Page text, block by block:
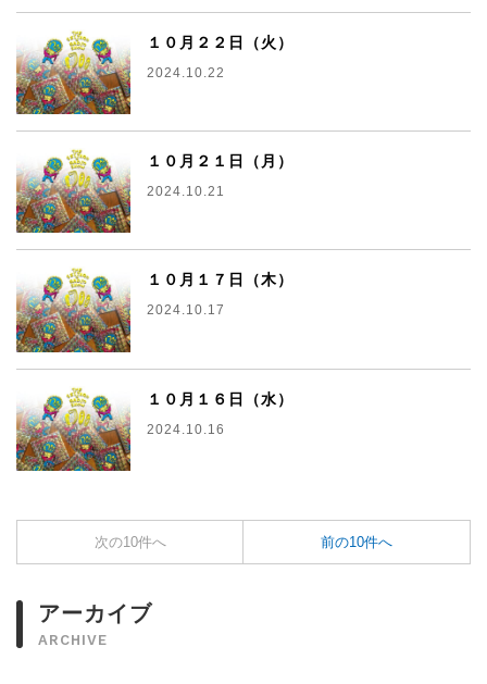
１０月２２日（火）
2024.10.22
１０月２１日（月）
2024.10.21
１０月１７日（木）
2024.10.17
１０月１６日（水）
2024.10.16
次の10件へ 前の10件へ
アーカイブ
ARCHIVE